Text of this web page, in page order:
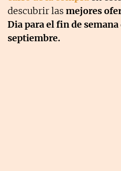
descubrir las mejores
Dia para el fin de semana
septiembre.